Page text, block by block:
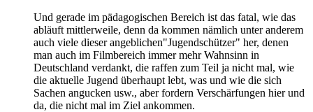
Und gerade im pädagogischen Bereich ist das fatal, wie das
abläuft mittlerweile, denn da kommen nämlich unter anderem
auch viele dieser angeblichen"Jugendschützer" her, denen
man auch im Filmbereich immer mehr Wahnsinn in
Deutschland verdankt, die raffen zum Teil ja nicht mal, wie
die aktuelle Jugend überhaupt lebt, was und wie die sich
Sachen angucken usw., aber fordern Verschärfungen hier und
da, die nicht mal im Ziel ankommen.